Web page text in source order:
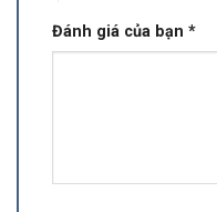
Đánh giá của bạn *